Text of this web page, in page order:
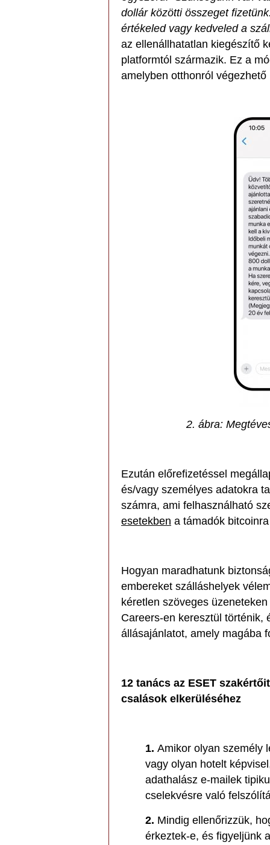
dollár közötti összeget
értékeled vagy kedveled a
az ellenállhatatlan kiegészítő
platformtól származik. Ez a
amelyben otthonról
2. ábra:
Ezután előrefizetéssel
és/vagy személyes adatokra
számra, ami felhasználható
esetekben a támadók
Hogyan maradhatunk
embereket szálláshelyek
kéretlen szöveges
Careers-en keresztül történik,
állásajánlatot, amely magába
12 tanács az ESET
csalások elkerüléséhez
1. Amikor olyan személy
vagy olyan hotelt
adathalász e-mailek
cselekvésre való
2. Mindig ellenőrizzük,
érkeztek-e, és figyeljünk